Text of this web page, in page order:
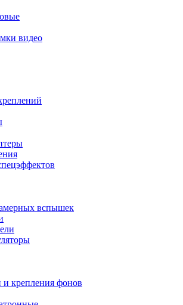
видео
вспышек
крепления фонов